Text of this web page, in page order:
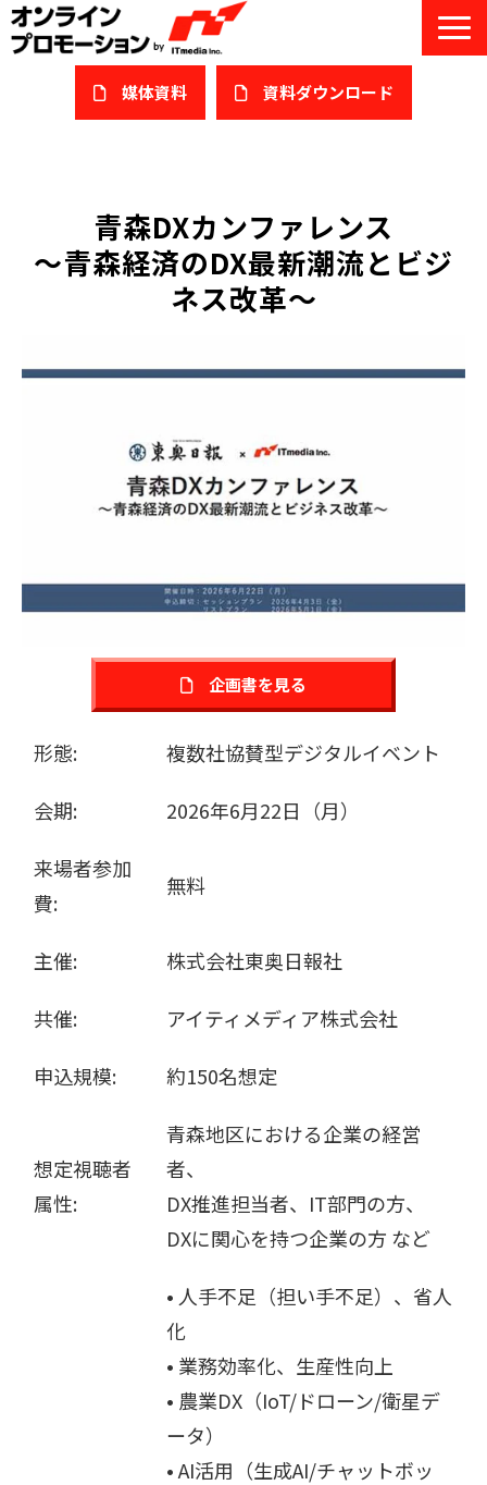
媒体資料 ​資料ダウンロード
私たちについて
サービスガイド/お役立ち資料
課題/ターゲット別で探す
セミナー情報/ブログ
販売パートナー募集
青森DXカンファレンス
～青森経済のDX最新潮流とビジ
ネス改革～
企画書を見る
形態: 複数社協賛型デジタルイベント
会期: 2026年6月22日（月）
来場者参加
費:
無料
主催: 株式会社東奥日報社
共催: アイティメディア株式会社
申込規模: 約150名想定
想定視聴者
属性:
青森地区における企業の経営
者、
DX推進担当者、IT部門の方、
DXに関心を持つ企業の方 など
• 人手不足（担い手不足）、省人
化
• 業務効率化、生産性向上
• 農業DX（IoT/ドローン/衛星デ
ータ）
• AI活用（生成AI/チャットボッ